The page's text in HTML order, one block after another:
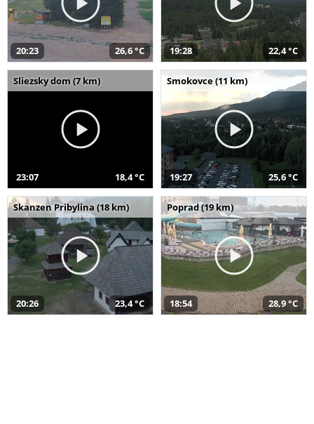
20:23 26,6 °C 19:28 22,4 °C
Sliezsky dom (7 km)
23:07 18,4 °C
Smokovce (11 km)
19:27 25,6 °C
Skanzen Pribylina (18 km)
20:26 23,4 °C
Poprad (19 km)
18:54 28,9 °C